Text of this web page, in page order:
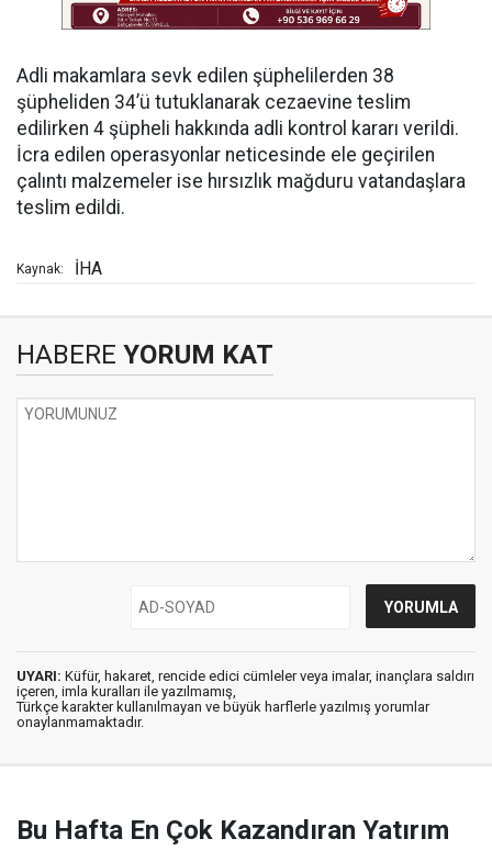
Adli makamlara sevk edilen şüphelilerden 38
şüpheliden 34’ü tutuklanarak cezaevine teslim
edilirken 4 şüpheli hakkında adli kontrol kararı verildi.
İcra edilen operasyonlar neticesinde ele geçirilen
çalıntı malzemeler ise hırsızlık mağduru vatandaşlara
teslim edildi.
Kaynak: İHA
HABERE YORUM KAT
UYARI: Küfür, hakaret, rencide edici cümleler veya imalar, inançlara saldırı
içeren, imla kuralları ile yazılmamış,
Türkçe karakter kullanılmayan ve büyük harflerle yazılmış yorumlar
onaylanmamaktadır.
Bu Hafta En Çok Kazandıran Yatırım